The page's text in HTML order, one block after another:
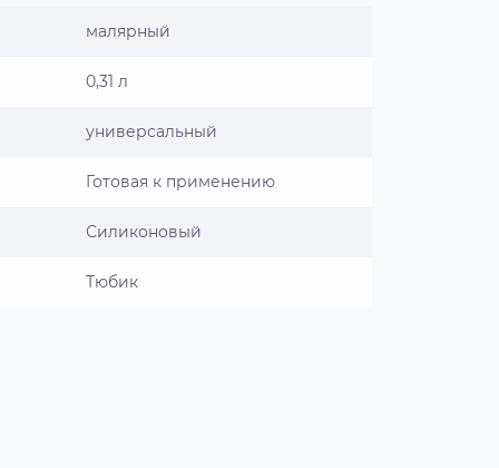
малярный
0,31 л
универсальный
Готовая к применению
Силиконовый
Тюбик